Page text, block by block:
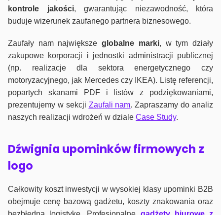
kontrole jakości, gwarantując niezawodność, która
buduje wizerunek zaufanego partnera biznesowego.
Zaufały nam największeglobalne marki, w tym działy
zakupowe korporacji i jednostki administracji publicznej
(np. realizacje dla sektora energetycznego czy
motoryzacyjnego, jak Mercedes czy IKEA). Listę referencji,
popartych skanami PDF i listów z podziękowaniami,
prezentujemy w sekcji Zaufali nam. Zapraszamy do analiz
naszych realizacji wdrożeń w dziale Case Study.
Dźwignia upominków firmowych z
logo
Całkowity koszt inwestycji w wysokiej klasy upominki B2B
obejmuje cenę bazową gadżetu, koszty znakowania oraz